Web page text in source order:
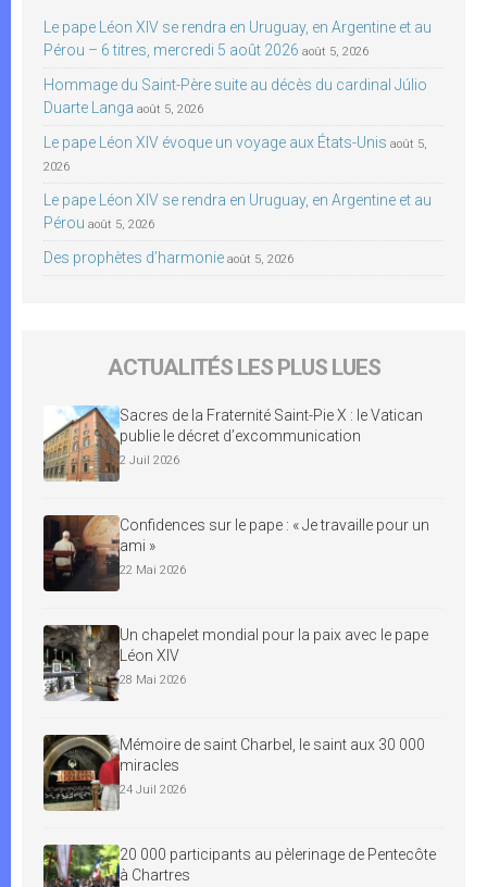
Le pape Léon XIV se rendra en Uruguay, en Argentine et au
Pérou – 6 titres, mercredi 5 août 2026 août 5, 2026
Hommage du Saint-Père suite au décès du cardinal Júlio
Duarte Langa août 5, 2026
Le pape Léon XIV évoque un voyage aux États-Unis août 5,
2026
Le pape Léon XIV se rendra en Uruguay, en Argentine et au
Pérou août 5, 2026
Des prophètes d’harmonie août 5, 2026
ACTUALITÉS LES PLUS LUES
Sacres de la Fraternité Saint-Pie X : le Vatican
publie le décret d’excommunication
2 Juil 2026
Confidences sur le pape : « Je travaille pour un
ami »
22 Mai 2026
Un chapelet mondial pour la paix avec le pape
Léon XIV
28 Mai 2026
Mémoire de saint Charbel, le saint aux 30 000
miracles
24 Juil 2026
20 000 participants au pèlerinage de Pentecôte
à Chartres